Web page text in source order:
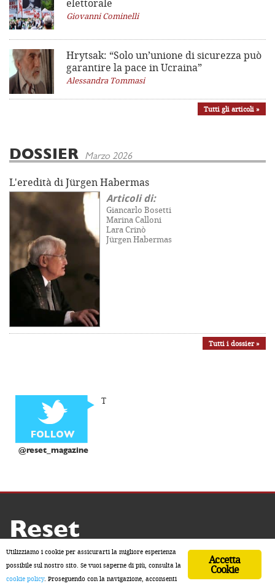
elettorale
Giovanni Cominelli
Hrytsak: “Solo un’unione di sicurezza può
garantire la pace in Ucraina”
Alessandra Tommasi
Tutti gli articoli »
DOSSIER Marzo 2026
L'eredità di Jürgen Habermas
Articoli di:
Giancarlo Bosetti
Marina Calloni
Lara Crinò
Jürgen Habermas
Tutti i dossier »
@reset_magazine
T
Reset
Accetta
Cookie
Utilizziamo i cookie per assicurarti la migliore esperienza
possibile sul nostro sito. Se vuoi saperne di più, consulta la
cookie policy. Proseguendo con la navigazione, acconsenti